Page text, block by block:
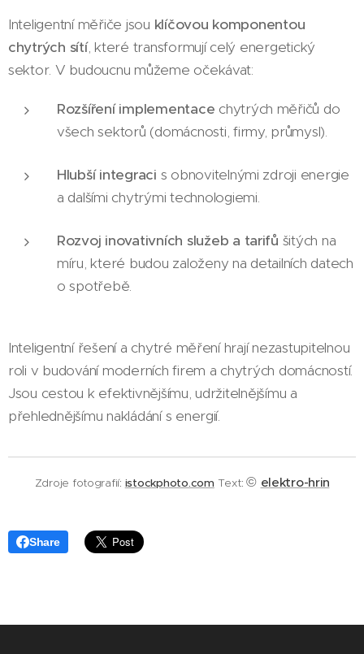
Inteligentní měřiče jsou klíčovou komponentou
chytrých sítí, které transformují celý energetický
sektor. V budoucnu můžeme očekávat:
Rozšíření implementace chytrých měřičů do
všech sektorů (domácnosti, firmy, průmysl).
Hlubší integraci s obnovitelnými zdroji energie
a dalšími chytrými technologiemi.
Rozvoj inovativních služeb a tarifů šitých na
míru, které budou založeny na detailních datech
o spotřebě.
Inteligentní řešení a chytré měření hrají nezastupitelnou
roli v budování moderních firem a chytrých domácností.
Jsou cestou k efektivnějšímu, udržitelnějšímu a
přehlednějšímu nakládání s energií.
Zdroje fotografií: istockphoto.com Text:© elektro-hrin
Share